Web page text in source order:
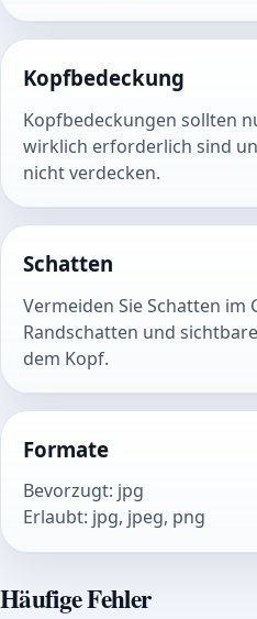
Kopfbedeckung
Kopfbedeckungen sollten
wirklich erforderlich sind
nicht verdecken.
Schatten
Vermeiden Sie Schatten im
Randschatten und
dem Kopf.
Formate
Bevorzugt: jpg
Erlaubt: jpg, jpeg, png
Häufige Fehler